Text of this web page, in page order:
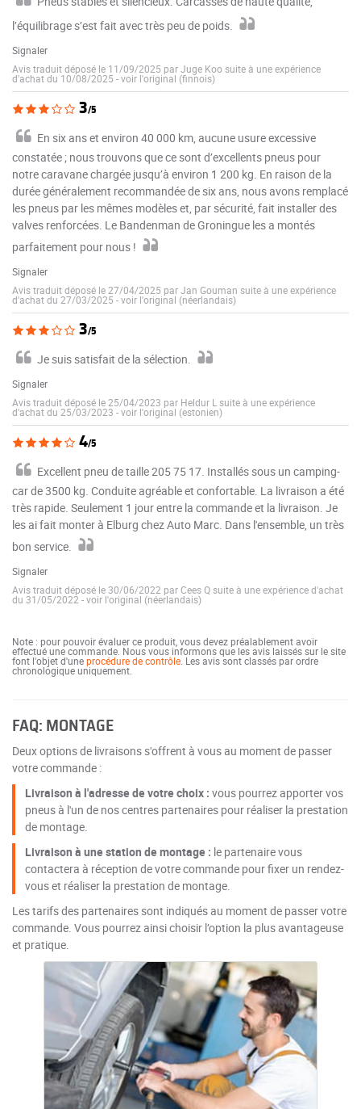
l’équilibrage s’est fait avec très peu de poids.
Signaler
Avis traduit déposé le 11/09/2025 par Juge Koo suite à une expérience
d'achat du 10/08/2025 -voir l'original (finnois)
3/5
En six ans et environ 40 000 km, aucune usure excessive
constatée ; nous trouvons que ce sont d’excellents pneus pour
notre caravane chargée jusqu’à environ 1 200 kg. En raison de la
durée généralement recommandée de six ans, nous avons remplacé
les pneus par les mêmes modèles et, par sécurité, fait installer des
valves renforcées. Le Bandenman de Groningue les a montés
parfaitement pour nous !
Signaler
Avis traduit déposé le 27/04/2025 par Jan Gouman suite à une expérience
d'achat du 27/03/2025 -voir l'original (néerlandais)
3/5
Je suis satisfait de la sélection.
Signaler
Avis traduit déposé le 25/04/2023 par Heldur L suite à une expérience
d'achat du 25/03/2023 -voir l'original (estonien)
4/5
Excellent pneu de taille 205 75 17. Installés sous un camping-
car de 3500 kg. Conduite agréable et confortable. La livraison a été
très rapide. Seulement 1 jour entre la commande et la livraison. Je
les ai fait monter à Elburg chez Auto Marc. Dans l'ensemble, un très
bon service.
Signaler
Avis traduit déposé le 30/06/2022 par Cees Q suite à une expérience d'achat
du 31/05/2022 -voir l'original (néerlandais)
Note : pour pouvoir évaluer ce produit, vous devez préalablement avoir
effectué une commande. Nous vous informons que les avis laissés sur le site
font l'objet d'uneprocédure de contrôle . Les avis sont classés par ordre
chronologique uniquement.
FAQ: MONTAGE
Deux options de livraisons s'offrent à vous au moment de passer
votre commande :
Livraison à l'adresse de votre choix : vous pourrez apporter vos
pneus à l'un de nos centres partenaires pour réaliser la prestation
de montage.
Livraison à une station de montage : le partenaire vous
contactera à réception de votre commande pour fixer un rendez-
vous et réaliser la prestation de montage.
Les tarifs des partenaires sont indiqués au moment de passer votre
commande. Vous pourrez ainsi choisir l’option la plus avantageuse
et pratique.